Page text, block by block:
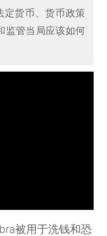
定货币、货币政策
监管当局应该如何
被用于洗钱和恐